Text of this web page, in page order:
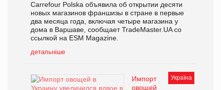
Carrefour Polska объявила об открытии десяти
новых магазинов франшизы в стране в первые
два месяца года, включая четыре магазина у
дома в Варшаве, сообщает TradeMaster.UA со
ссылкой на ESM Magazine.
детальніше
Україна
Импорт
овощей